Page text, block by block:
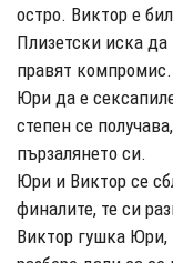
остро. Виктор е
Плизетски иска
правят
Юри да е
степен се
пързалянето си.
Юри и Виктор се
финалите, те си
Виктор гушка